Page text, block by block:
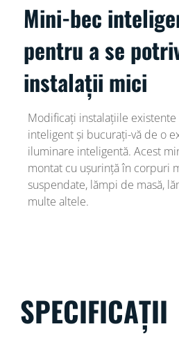
Mini-bec
pentru a se
instalații mici
Modificați instalațiile
inteligent și bucurați-vă de o
iluminare inteligentă. Acest
montat cu ușurință în corpuri
suspendate, lămpi de masă,
multe altele.
SPECIFICAȚII